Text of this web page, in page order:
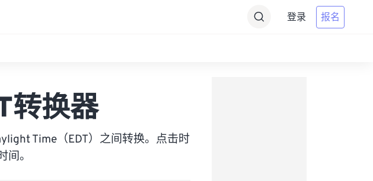
登录 报名
转换器
Time（EDT）之间转换。点击时
。